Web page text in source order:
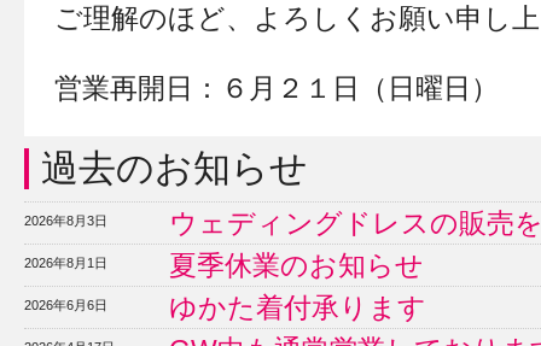
ご理解のほど、よろしくお願い申し
営業再開日：６月２１日（日曜日）
過去のお知らせ
2026年8月3日 ウェディングドレスの販売
2026年8月1日 夏季休業のお知らせ
2026年6月6日 ゆかた着付承ります